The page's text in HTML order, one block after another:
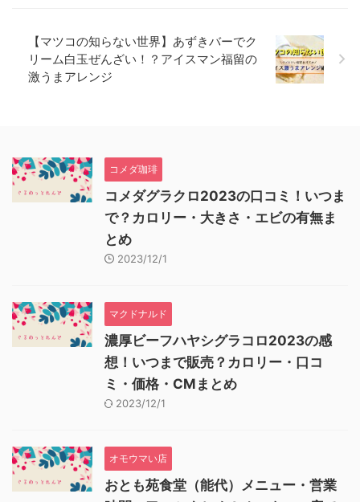
【マツコの知らない世界】あずきバーでク
リーム白玉ぜんざい！？アイスマン福留の
激うまアレンジ
コメダ珈琲
コメダグラクロ2023の口コミ！いつま
で？カロリー・大きさ・エビの有無ま
とめ
2023/12/1
マクドナルド
濃厚ビーフハヤシグラコロ2023の感
想！いつまで販売？カロリー・口コ
ミ・価格・CMまとめ
2023/12/1
オモウマい店
おとも苑食堂（能代）メニュー・営業